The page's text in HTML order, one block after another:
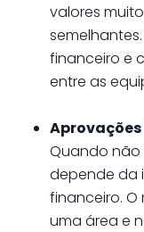
valores
financeiro e
entre as
Quando não
depende da
financeiro.
uma área e